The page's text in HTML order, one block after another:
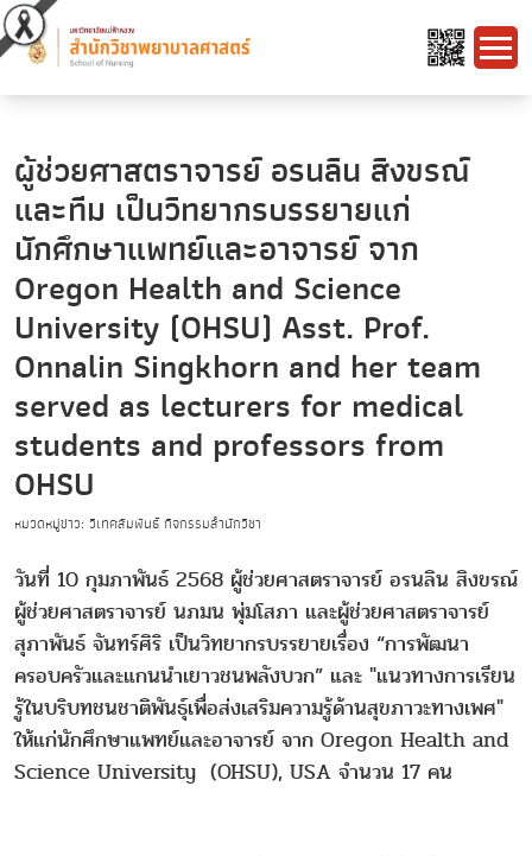
ผู้ช่วยศาสตราจารย์ อรนลิน สิงขรณ์
และทีม เป็นวิทยากรบรรยายแก่
นักศึกษาแพทย์และอาจารย์ จาก
Oregon Health and Science
University (OHSU) Asst. Prof.
Onnalin Singkhorn and her team
served as lecturers for medical
students and professors from
OHSU
หมวดหมู่ข่าว: วิเทศสัมพันธ์ กิจกรรมสำนักวิชา
วันที่ 10 กุมภาพันธ์ 2568 ผู้ช่วยศาสตราจารย์ อรนลิน สิงขรณ์
ผู้ช่วยศาสตราจารย์ นภมน พุ่มโสภา และผู้ช่วยศาสตราจารย์
สุภาพันธ์ จันทร์ศิริ เป็นวิทยากรบรรยายเรื่อง “การพัฒนา
ครอบครัวและแกนนำเยาวชนพลังบวก” และ "แนวทางการเรียน
รู้ในบริบทชนชาติพันธุ์เพื่อส่งเสริมความรู้ด้านสุขภาวะทางเพศ"
ให้แก่นักศึกษาแพทย์และอาจารย์ จาก Oregon Health and
Science University (OHSU), USA จำนวน 17 คน